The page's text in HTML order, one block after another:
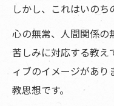
しかし、これはいのち
心の無常、人間関係の
苦しみに対応する教え
ィブのイメージがあ
教思想です。